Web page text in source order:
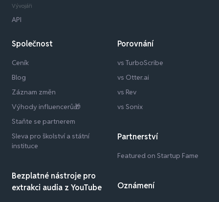
Vývojáři
API
Společnost
Ceník
Blog
Záznam změn
Výhody influencerů🎁
Staňte se partnerem
Sleva pro školství a státní
instituce
Bezplatné nástroje pro
extrakci audia z YouTube
Porovnání
vs TurboScribe
vs Otter.ai
vs Rev
vs Sonix
Partnerství
Featured on Startup Fame
Oznámení